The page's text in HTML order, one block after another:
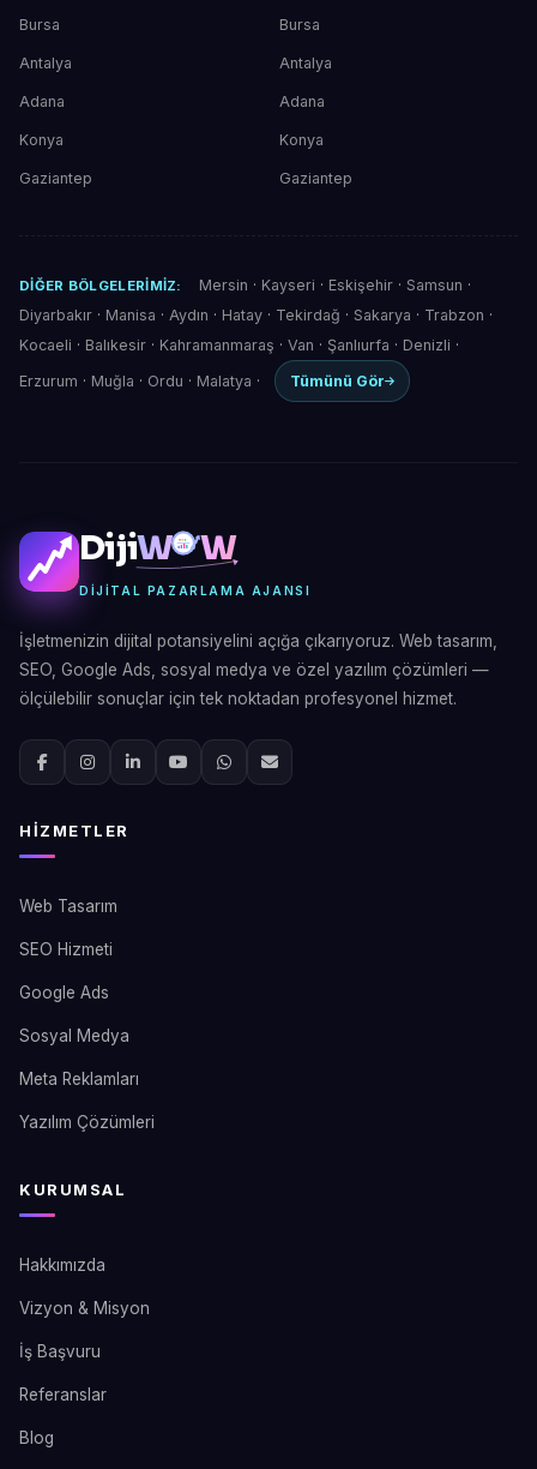
Bursa
Antalya
Adana
Konya
Gaziantep
Bursa
Antalya
Adana
Konya
Gaziantep
DIĞER BÖLGELERIMIZ: Mersin · Kayseri · Eskişehir· Samsun ·
Diyarbakır · Manisa · Aydın · Hatay · Tekirdağ · Sakarya · Trabzon ·
Kocaeli · Balıkesir · Kahramanmaraş · Van · Şanlıurfa · Denizli ·
Erzurum · Muğla · Ordu · Malatya · Tümünü Gör
DijiW W
DIJITAL PAZARLAMA AJANSI
İşletmenizin dijital potansiyelini açığa çıkarıyoruz. Web tasarım,
SEO, Google Ads, sosyal medya ve özel yazılım çözümleri —
ölçülebilir sonuçlar için tek noktadan profesyonel hizmet.
HIZMETLER
Web Tasarım
SEO Hizmeti
Google Ads
Sosyal Medya
Meta Reklamları
Yazılım Çözümleri
KURUMSAL
Hakkımızda
Vizyon & Misyon
İş Başvuru
Referanslar
Blog